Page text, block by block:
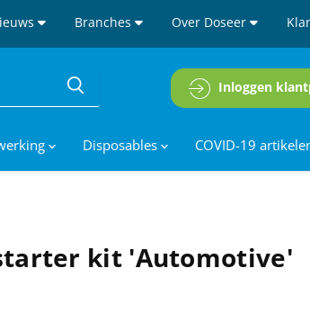
Over Doseer
Branches
Inloggen
Disposables COVID-19
kit 'Automotive'